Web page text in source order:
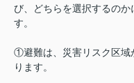
び、どちらを選択するの
す。
①避難は、災害リスク区域
ります。